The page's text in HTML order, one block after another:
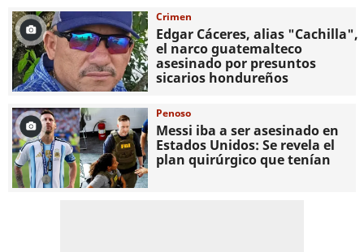
Crimen
Edgar Cáceres, alias "Cachilla",
el narco guatemalteco
asesinado por presuntos
sicarios hondureños
Penoso
Messi iba a ser asesinado en
Estados Unidos: Se revela el
plan quirúrgico que tenían